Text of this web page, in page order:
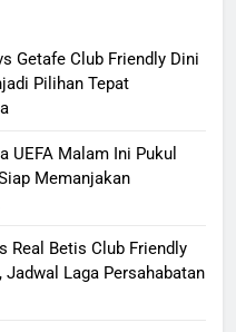
Getafe Club Friendly Dini
Pilihan Tepat
UEFA Malam Ini Pukul
Memanjakan
Real Betis Club Friendly
Jadwal Laga Persahabatan